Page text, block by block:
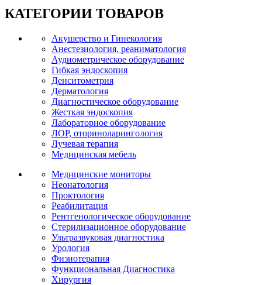
КАТЕГОРИИ ТОВАРОВ
Акушерство и Гинекология
Анестезиология, реаниматология
Аудиометрическое оборудование
Гибкая эндоскопия
Денситометрия
Дерматология
Диагностическое оборудование
Жесткая эндоскопия
Лабораторное оборудование
ЛОР, оториноларингология
Лучевая терапия
Медицинская мебель
Медицинские мониторы
Неонатология
Проктология
Реабилитация
Рентгенологическое оборудование
Стерилизационное оборудование
Ультразвуковая диагностика
Урология
Физиотерапия
Функциональная Диагностика
Хирургия